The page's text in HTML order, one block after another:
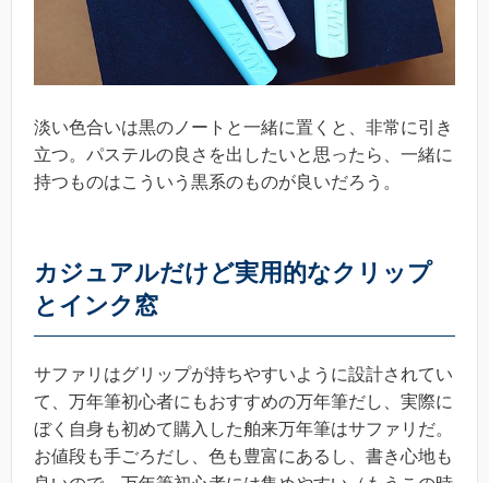
淡い色合いは黒のノートと一緒に置くと、非常に引き
立つ。パステルの良さを出したいと思ったら、一緒に
持つものはこういう黒系のものが良いだろう。
カジュアルだけど実用的なクリップ
とインク窓
サファリはグリップが持ちやすいように設計されてい
て、万年筆初心者にもおすすめの万年筆だし、実際に
ぼく自身も初めて購入した舶来万年筆はサファリだ。
お値段も手ごろだし、色も豊富にあるし、書き心地も